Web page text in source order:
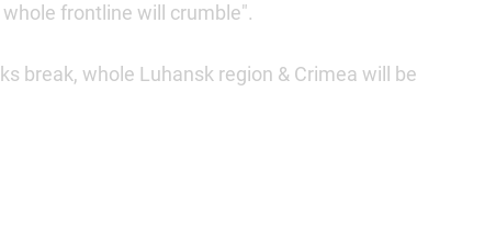
frontline will crumble".
break, whole Luhansk region & Crimea will be